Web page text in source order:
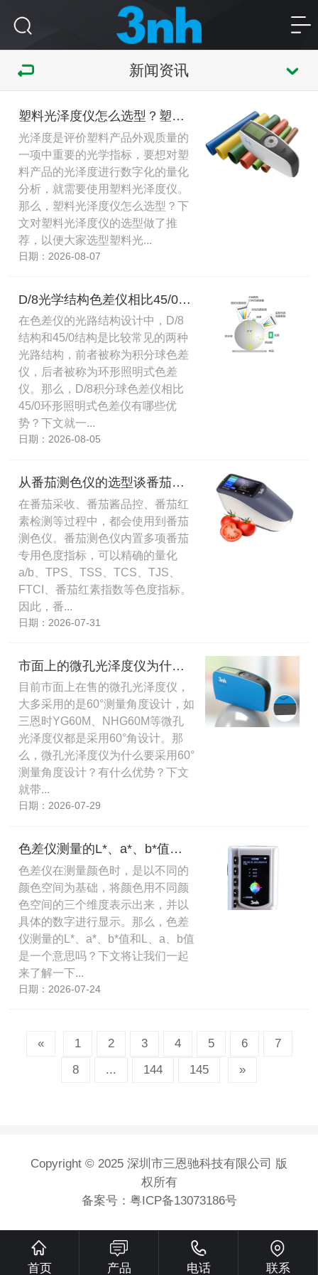
新闻资讯
塑料光泽度仪怎么选型？塑料光泽度仪选型推荐
光泽度是评价塑料产品外观质量的
一项中重要的光学指标，要想对塑
料产品的光泽度进行数字化的量化
分析，就需要使用塑料光泽度仪。
那么，塑料光泽度仪怎么选型？下
文对塑料光泽度仪的选型做了推
荐，以便大家选型塑料光...
日期：2026-08-07
D/8光学结构色差仪相比45/0光学结构色差仪有哪些优势？
在色差仪的光路结构设计中，D/8
结构和45/0结构是比较常见的两种
光路结构，前者被称为积分球色差
仪，后者被称为环形照明式色差
仪。那么，D/8积分球色差仪相比
45/0环形照明式色差仪有哪些优
势？下文就一...
日期：2026-08-05
从番茄测色仪的选型谈番茄测色仪选型误区及品牌型号
在番茄采收、番茄酱品控、番茄红
素检测等过程中，都会使用到番茄
测色仪。番茄测色仪内置多项番茄
专用色度指标，可以精确的量化
a/b、TPS、TSS、TCS、TJS、
FTCI、番茄红素指数等色度指标。
因此，番...
日期：2026-07-31
市面上的微孔光泽度仪为什么要采用60°测量角度设计？
目前市面上在售的微孔光泽度仪，
大多采用的是60°测量角度设计，如
三恩时YG60M、NHG60M等微孔
光泽度仪都是采用60°角设计。那
么，微孔光泽度仪为什么要采用60°
测量角度设计？有什么优势？下文
就带...
日期：2026-07-29
色差仪测量的L*、a*、b*值和L、a、b值是一个意思吗？
色差仪在测量颜色时，是以不同的
颜色空间为基础，将颜色用不同颜
色空间的三个维度表示出来，并以
具体的数字进行显示。那么，色差
仪测量的L*、a*、b*值和L、a、b值
是一个意思吗？下文将让我们一起
来了解一下...
日期：2026-07-24
« 1 2 3 4 5 6
7
8
... 144 145 »
Copyright © 2025 深圳市三恩驰科技有限公司 版
权所有
备案号： 粤ICP备13073186号
首页 产品 电话 联系